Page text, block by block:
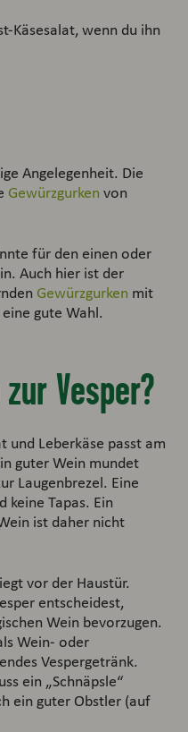
Käsesalat, wenn du ihn
Angelegenheit. Die
Gewürzgurken von
für den einen oder
Auch hier ist der
Gewürzgurken mit
gute Wahl.
Vesper?
und Leberkäse passt am
guter Wein mundet
Laugenbrezel. Eine
keine Tapas. Ein
ist daher nicht
vor der Haustür.
entscheidest,
Wein bevorzugen.
Wein- oder
Vespergetränk.
ein „Schnäpsle“
ein guter Obstler (auf